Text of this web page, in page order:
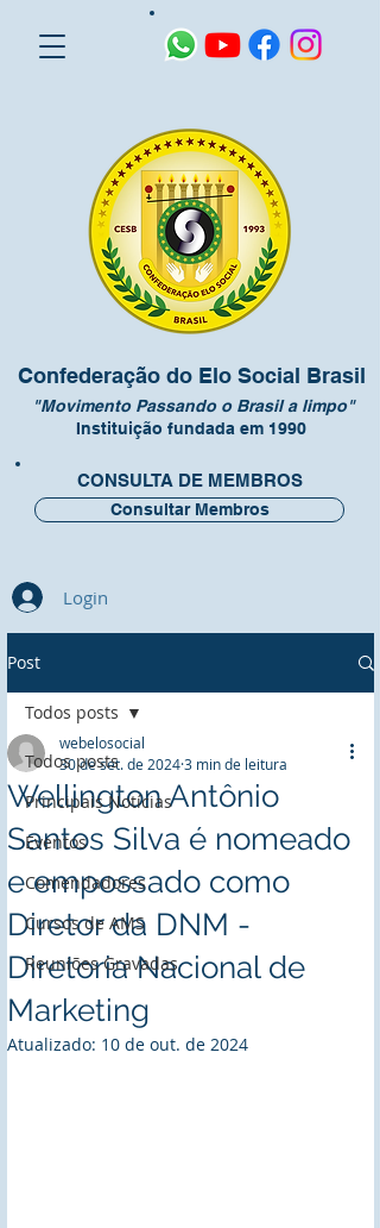
Confederação do Elo Social Brasil
"Movimento Passando o Brasil a limpo"
Instituição fundada em 1990
CONSULTA DE MEMBROS
Consultar Membros
Login
Post
Todos posts
Principais Notícias
Eventos
Comendadores
Cursos de AMS
Reuniões Gravadas
Todos posts
Wellington Antônio
Santos Silva é nomeado
e empossado como
Diretor da DNM -
Diretoria Nacional de
Marketing
webelosocial
30 de set. de 20243 min de leitura
Atualizado: 10 de out. de 2024